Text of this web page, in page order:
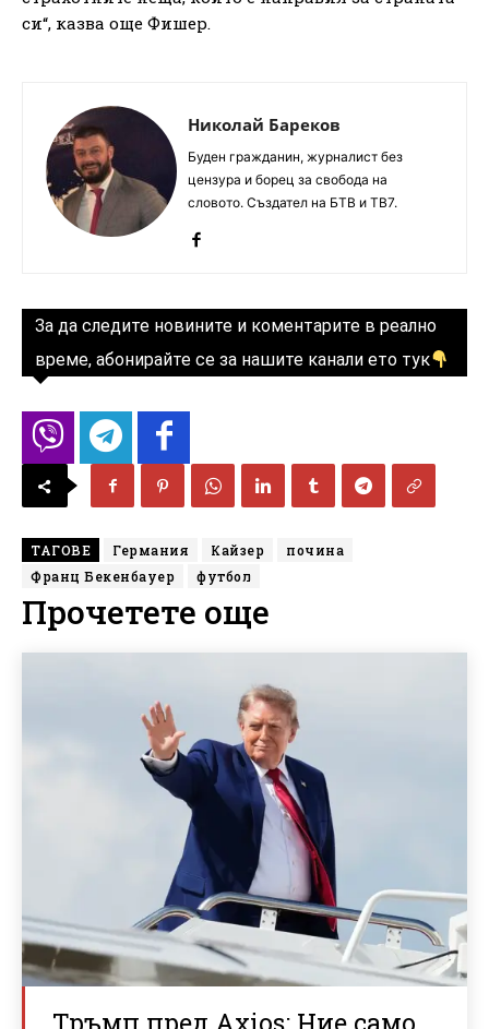
си“, казва още Фишер.
Николай Бареков
Буден гражданин, журналист без
цензура и борец за свобода на
словото. Създател на БТВ и ТВ7.
За да следите новините и коментарите в реално
време, абонирайте се за нашите канали ето тук
ТАГОВЕ Германия Кайзер
почина
Франц Бекенбауер
футбол
Прочетете още